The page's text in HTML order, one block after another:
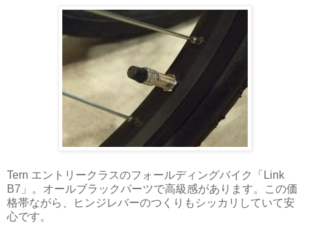
Tern エントリークラスのフォールディングバイク「Link
B7」。オールブラックパーツで高級感があります。この価
格帯ながら、ヒンジレバーのつくりもシッカリしていて安
心です。